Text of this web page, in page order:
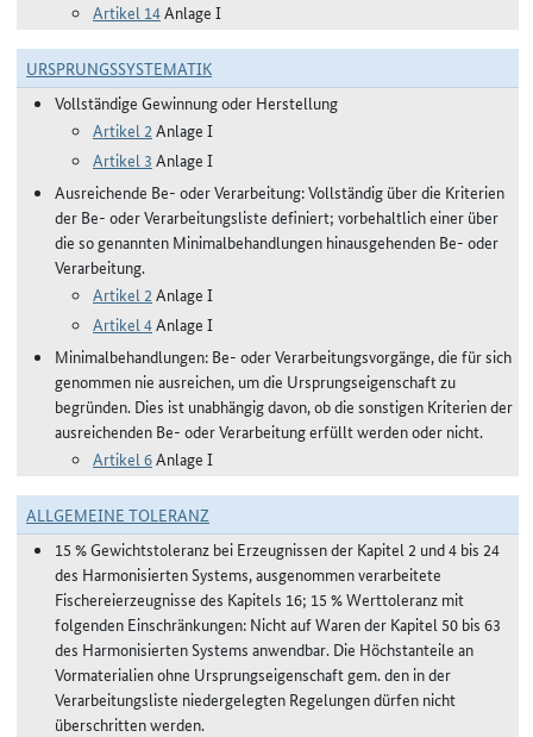
Artikel 14Anlage I
URSPRUNGSSYSTEMATIK
Vollständige Gewinnung oder Herstellung
Artikel 2 Anlage I
Artikel 3 Anlage I
Ausreichende Be- oder Verarbeitung: Vollständig über die Kriterien
der Be- oder Verarbeitungsliste definiert; vorbehaltlich einer über
die so genannten Minimalbehandlungen hinausgehenden Be- oder
Verarbeitung.
Artikel 2 Anlage I
Artikel 4Anlage I
Minimalbehandlungen: Be- oder Verarbeitungsvorgänge, die für sich
genommen nie ausreichen, um die Ursprungseigenschaft zu
begründen. Dies ist unabhängig davon, ob die sonstigen Kriterien der
ausreichenden Be- oder Verarbeitung erfüllt werden oder nicht.
Artikel 6Anlage I
ALLGEMEINE TOLERANZ
15 % Gewichtstoleranz bei Erzeugnissen der Kapitel 2 und 4 bis 24
des Harmonisierten Systems, ausgenommen verarbeitete
Fischereierzeugnisse des Kapitels 16; 15 % Werttoleranz mit
folgenden Einschränkungen: Nicht auf Waren der Kapitel 50 bis 63
des Harmonisierten Systems anwendbar. Die Höchstanteile an
Vormaterialien ohne Ursprungseigenschaft gem. den in der
Verarbeitungsliste niedergelegten Regelungen dürfen nicht
überschritten werden.